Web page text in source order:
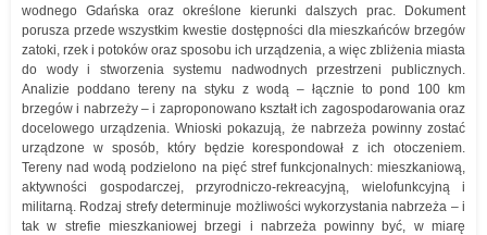
wodnego Gdańska oraz określone kierunki dalszych prac. Dokument
porusza przede wszystkim kwestie dostępności dla mieszkańców brzegów
zatoki, rzek i potoków oraz sposobu ich urządzenia, a więc zbliżenia miasta
do wody i stworzenia systemu nadwodnych przestrzeni publicznych.
Analizie poddano tereny na styku z wodą – łącznie to pond 100 km
brzegów i nabrzeży – i zaproponowano kształt ich zagospodarowania oraz
docelowego urządzenia. Wnioski pokazują, że nabrzeża powinny zostać
urządzone w sposób, który będzie korespondował z ich otoczeniem.
Tereny nad wodą podzielono na pięć stref funkcjonalnych: mieszkaniową,
aktywności gospodarczej, przyrodniczo-rekreacyjną, wielofunkcyjną i
militarną. Rodzaj strefy determinuje możliwości wykorzystania nabrzeża – i
tak w strefie mieszkaniowej brzegi i nabrzeża powinny być, w miarę